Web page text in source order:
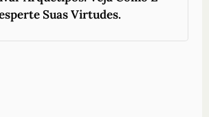
Suas Virtudes.